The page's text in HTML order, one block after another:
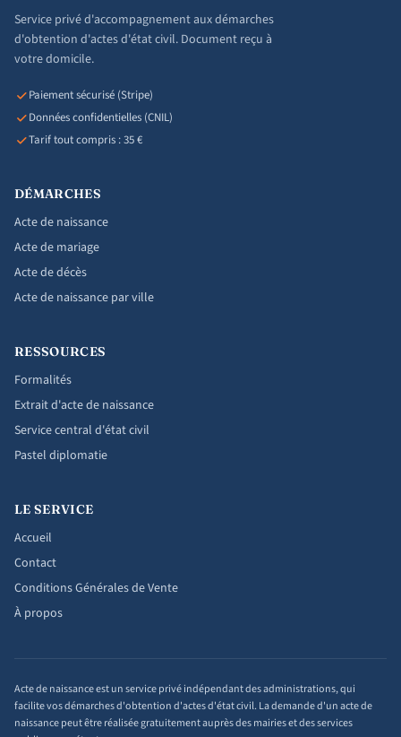
Service privé d'accompagnement aux démarches
d'obtention d'actes d'état civil. Document reçu à
votre domicile.
Paiement sécurisé (Stripe)
Données confidentielles (CNIL)
Tarif tout compris : 35 €
DÉMARCHES
Acte de naissance
Acte de mariage
Acte de décès
Acte de naissance par ville
RESSOURCES
Formalités
Extrait d'acte de naissance
Service central d'état civil
Pastel diplomatie
LE SERVICE
Accueil
Contact
Conditions Générales de Vente
À propos
Acte de naissance est un service privé indépendant des administrations, qui
facilite vos démarches d'obtention d'actes d'état civil. La demande d'un acte de
naissance peut être réalisée gratuitement auprès des mairies et des services